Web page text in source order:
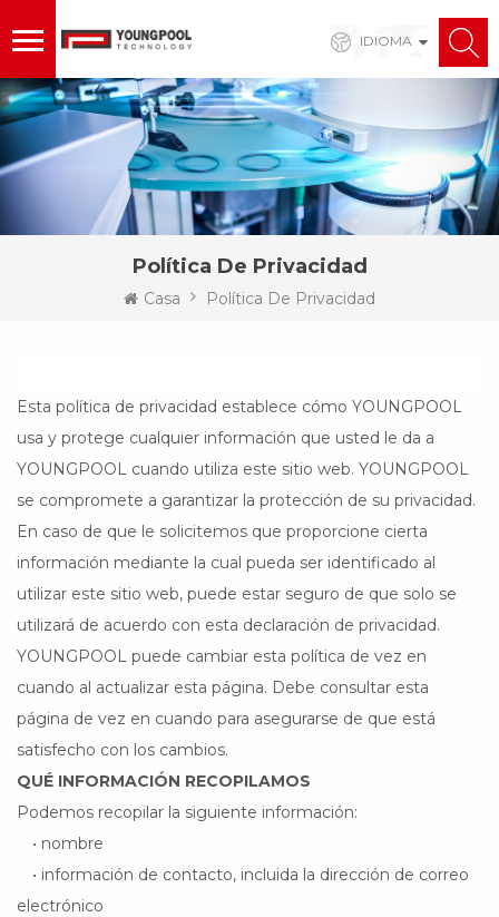
IDIOMA
Política De Privacidad
Casa Política De Privacidad
Esta política de privacidad establece cómo YOUNGPOOL
usa y protege cualquier información que usted le da a
YOUNGPOOL cuando utiliza este sitio web. YOUNGPOOL
se compromete a garantizar la protección de su privacidad.
En caso de que le solicitemos que proporcione cierta
información mediante la cual pueda ser identificado al
utilizar este sitio web, puede estar seguro de que solo se
utilizará de acuerdo con esta declaración de privacidad.
YOUNGPOOL puede cambiar esta política de vez en
cuando al actualizar esta página. Debe consultar esta
página de vez en cuando para asegurarse de que está
satisfecho con los cambios.
QUÉ INFORMACIÓN RECOPILAMOS
Podemos recopilar la siguiente información:
• nombre
• información de contacto, incluida la dirección de correo
electrónico